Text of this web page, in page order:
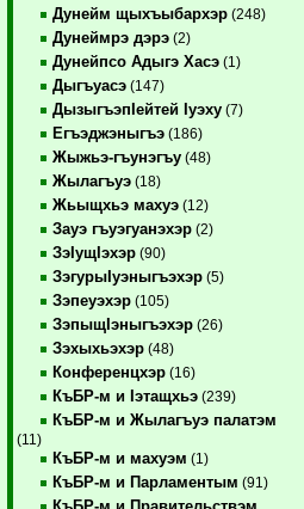
Дунейм щыхъыбархэр (248)
Дунеймрэ дэрэ (2)
Дунейпсо Адыгэ Хасэ (1)
Дыгъуасэ (147)
ДызыгъэпIейтей Iуэху (7)
Егъэджэныгъэ (186)
Жыжьэ-гъунэгъу (48)
Жылагъуэ (18)
Жьыщхьэ махуэ (12)
Зауэ гъуэгуанэхэр (2)
ЗэIущIэхэр (90)
ЗэгурыIуэныгъэхэр (5)
Зэпеуэхэр (105)
ЗэпыщIэныгъэхэр (26)
Зэхыхьэхэр (48)
Конференцхэр (16)
КъБР-м и Iэтащхьэ (239)
КъБР-м и Жылагъуэ палатэм
(11)
КъБР-м и махуэм (1)
КъБР-м и Парламентым (91)